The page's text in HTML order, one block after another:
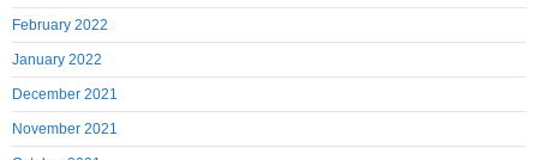
February 2022
January 2022
December 2021
November 2021